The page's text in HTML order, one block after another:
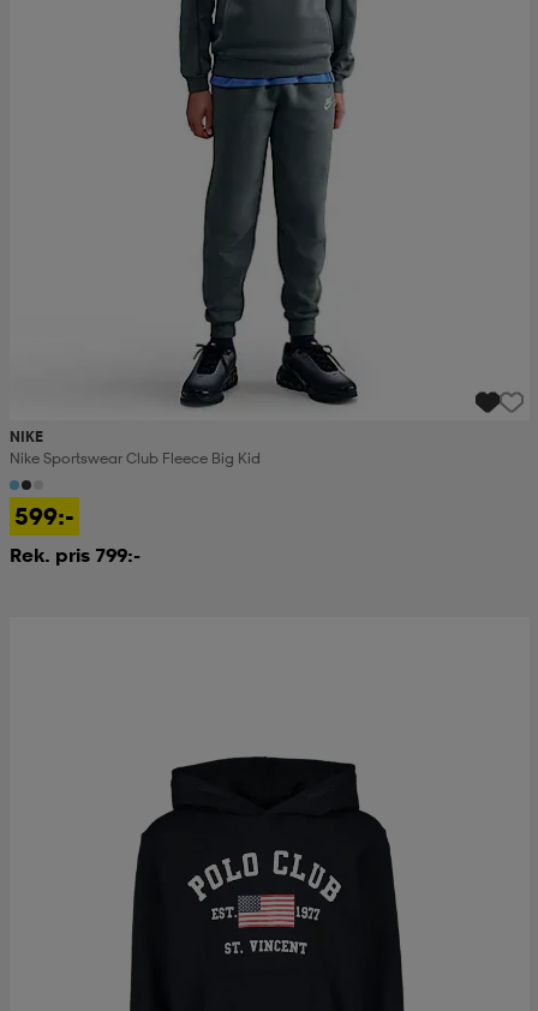
NIKE
Nike Sportswear Club Fleece Big Kid
599:-
Rek. pris 799:-